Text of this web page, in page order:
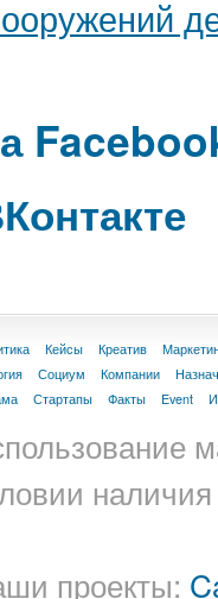
Кейсы Креатив
Социум Компании
Стартапы Факты Event
проекты: